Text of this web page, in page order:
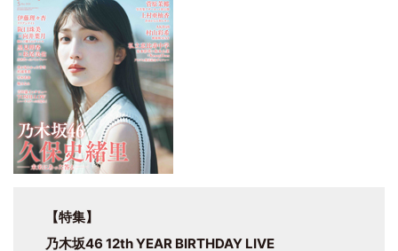
【特集】
乃木坂46 12th YEAR BIRTHDAY LIVE